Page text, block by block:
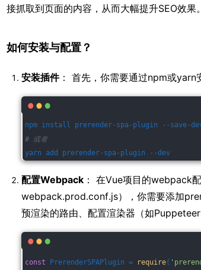
接抓取到页面的内容，从而大幅提升SEO效果。
如何安装与配置？
安装插件： 首先，你需要通过npm或yarn
npm install prerender-spa-plugin --save-
# 或者
yarn add prerender-spa-plugin --dev
配置Webpack ： 在Vue项目的webpack
webpack.prod.conf.js），你需要添加
预渲染的路由、配置渲染器（如
const PrerenderSPAPlugin = require(